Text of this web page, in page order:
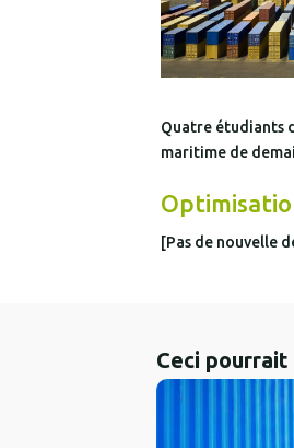
Quatre étudiants
maritime de
[Pas de nouvelle
Ceci